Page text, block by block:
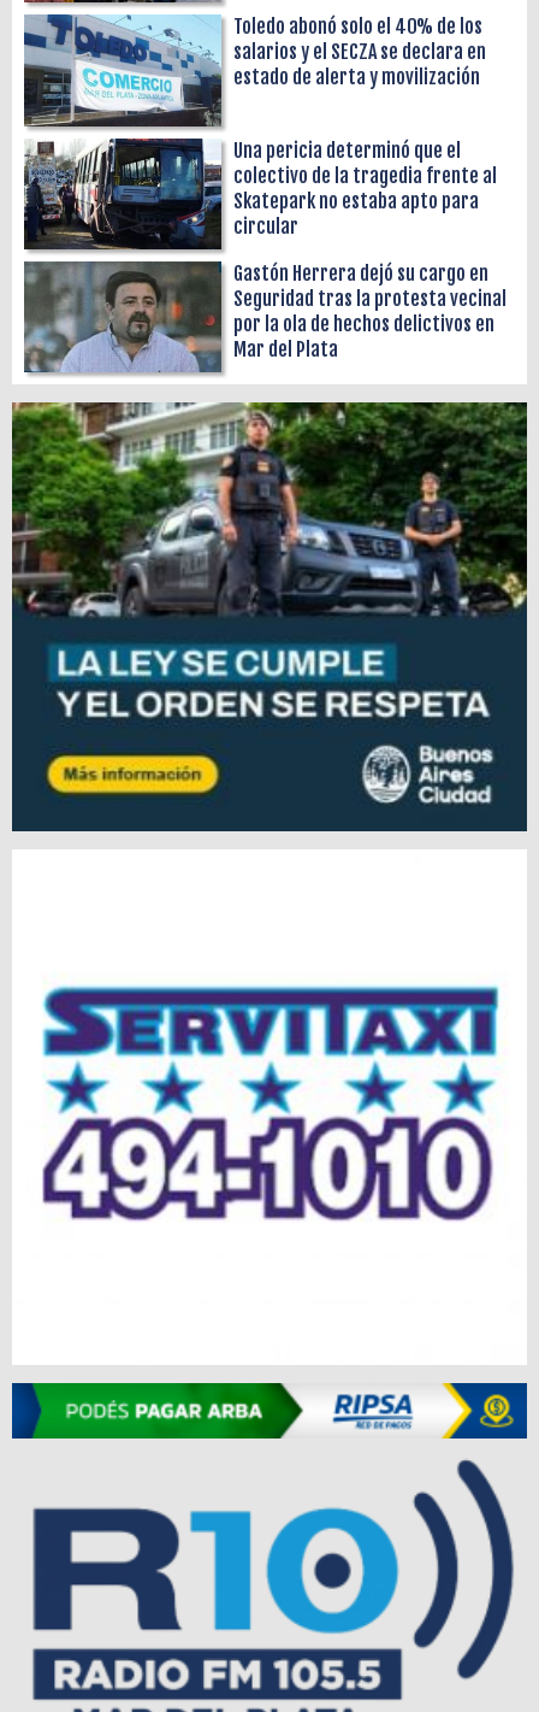
Toledo abonó solo el 40% de los
salarios y el SECZA se declara en
estado de alerta y movilización
Una pericia determinó que el
colectivo de la tragedia frente al
Skatepark no estaba apto para
circular
Gastón Herrera dejó su cargo en
Seguridad tras la protesta vecinal
por la ola de hechos delictivos en
Mar del Plata